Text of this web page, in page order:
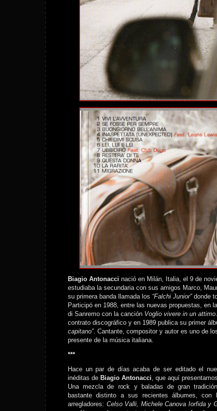
Biagio Antonacci nació en Milán, Italia, el 9 de
estudiaba la secundaria con sus amigos Marco,
su primera banda llamada los “Falchi Junior” donde
Participó en 1988, entre las nuevas propuestas, en
di Sanremo con la canción Voglio vivere in un attimo
contrato discográfico y en 1989 publica su primer
capitano”. Cantante, compositor y autor es uno de
presente de la música italiana.
***
Hace un par de días acaba de ser editado el
inéditas de Biagio Antonacci, que aquí
Una mezcla de rock y baladas de gran
bastante distinto a sus recientes álbumes, con
arregladores: Celso Valli, Michele Canova Iorfida y